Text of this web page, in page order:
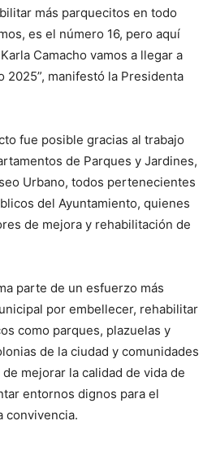
más parquecitos en todo
es el número 16, pero aquí
Camacho vamos a llegar a
2025”, manifestó la Presidenta
fue posible gracias al trabajo
de Parques y Jardines,
Urbano, todos pertenecientes
del Ayuntamiento, quienes
de mejora y rehabilitación de
parte de un esfuerzo más
por embellecer, rehabilitar
como parques, plazuelas y
de la ciudad y comunidades
mejorar la calidad de vida de
entornos dignos para el
convivencia.